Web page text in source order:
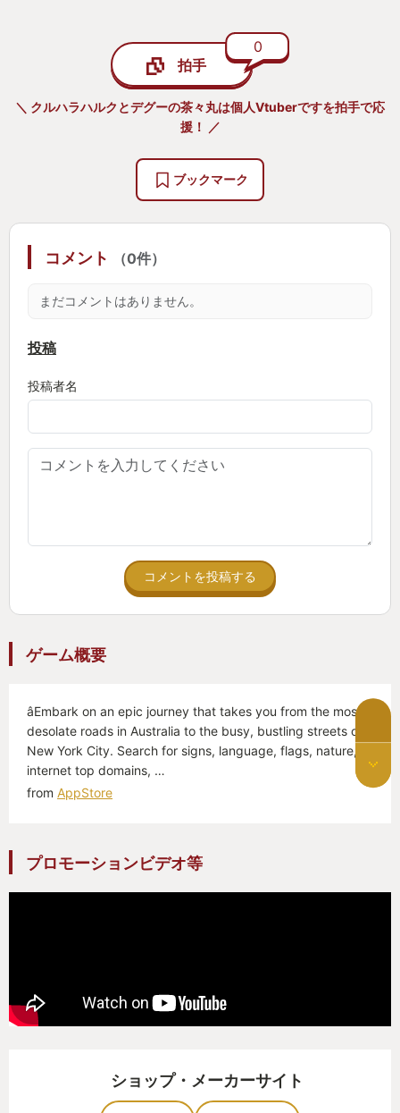
拍手
0
＼ クルハラハルクとデグーの茶々丸は個人Vtuberですを拍手で応
援！ ／
ブックマーク
コメント （0件）
まだコメントはありません。
投稿
投稿者名
コメントを投稿する
ゲーム概要
âEmbark on an epic journey that takes you from the most
desolate roads in Australia to the busy, bustling streets of
New York City. Search for signs, language, flags, nature,
internet top domains, …
from AppStore
プロモーションビデオ等
ショップ・メーカーサイト